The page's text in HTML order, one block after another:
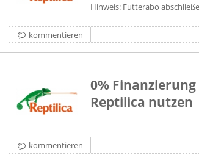
Hinweis: Futterabo
kommentieren
0% Finanzierung
Reptilica nutzen
kommentieren